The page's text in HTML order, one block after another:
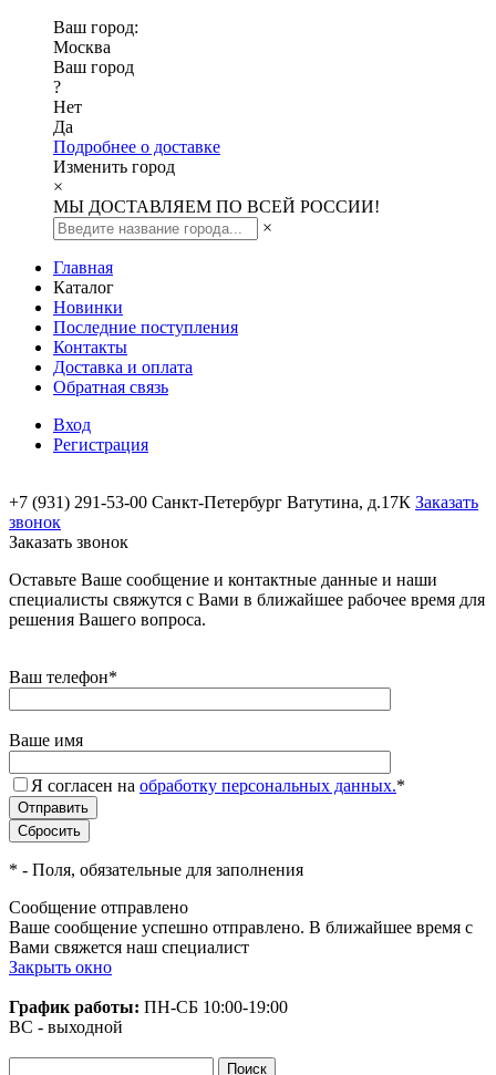
Ваш город:
Москва
Ваш город
?
Нет
Да
Подробнее о доставке
Изменить город
×
МЫ ДОСТАВЛЯЕМ ПО ВСЕЙ РОССИИ!
×
Главная
Каталог
Новинки
Последние поступления
Контакты
Доставка и оплата
Обратная связь
Вход
Регистрация
+7 (931) 291-53-00 Санкт-Петербург Ватутина, д.17К Заказать
звонок
Заказать звонок
Оставьте Ваше сообщение и контактные данные и наши
специалисты свяжутся с Вами в ближайшее рабочее время для
решения Вашего вопроса.
Ваш телефон*
Ваше имя
Я согласен на обработку персональных данных.*
* - Поля, обязательные для заполнения
Сообщение отправлено
Ваше сообщение успешно отправлено. В ближайшее время с
Вами свяжется наш специалист
Закрыть окно
График работы: ПН-СБ 10:00-19:00
ВС - выходной